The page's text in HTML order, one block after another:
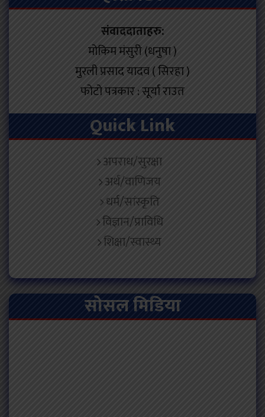
संवाददाताहरु:
मोकिम मंसुरी (धनुषा )
मुरली प्रसाद यादव ( सिरहा )
फोटो पत्रकार : सूर्या राउत
Quick Link
अपराध/सुरक्षा
अर्थ/वाणिजय
धर्म/सांस्कृति
विज्ञान/प्राविधि
शिक्षा/स्वास्थ्य
सोसल मिडिया